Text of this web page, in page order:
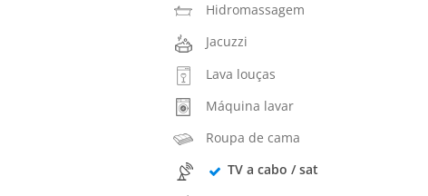
Hidromassagem
Jacuzzi
Lava louças
Máquina lavar
Roupa de cama
TV a cabo / sat